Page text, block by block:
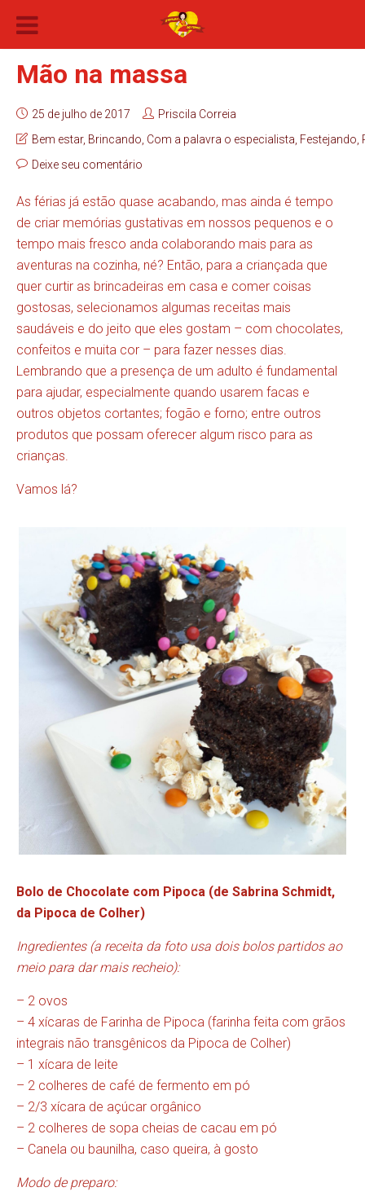
Mão na massa
25 de julho de 2017
Priscila Correia
Bem estar, Brincando Com a palavra o especialista Festejando
Deixe seu comentário
As férias já estão quase acabando, mas ainda é tempo
de criar memórias gustativas em nossos pequenos e o
tempo mais fresco anda colaborando mais para as
aventuras na cozinha, né? Então, para a criançada que
quer curtir as brincadeiras em casa e comer coisas
gostosas, selecionamos algumas receitas mais
saudáveis e do jeito que eles gostam – com chocolates,
confeitos e muita cor – para fazer nesses dias.
Lembrando que a presença de um adulto é fundamental
para ajudar, especialmente quando usarem facas e
outros objetos cortantes; fogão e forno; entre outros
produtos que possam oferecer algum risco para as
crianças.
Vamos lá?
Bolo de Chocolate com Pipoca (de Sabrina Schmidt,
da Pipoca de Colher)
Ingredientes (a receita da foto usa dois bolos partidos ao
meio para dar mais recheio):
– 2 ovos
– 4 xícaras de Farinha de Pipoca (farinha feita com grãos
integrais não transgênicos da Pipoca de Colher)
– 1 xícara de leite
– 2 colheres de café de fermento em pó
– 2/3 xícara de açúcar orgânico
– 2 colheres de sopa cheias de cacau em pó
– Canela ou baunilha, caso queira, à gosto
Modo de preparo: